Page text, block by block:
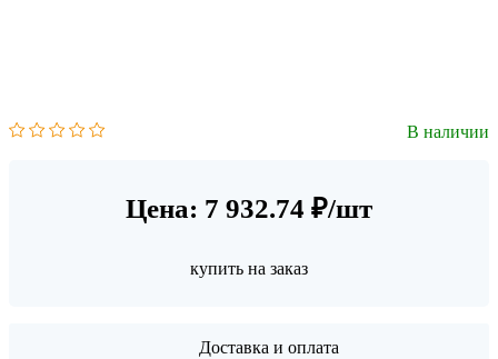
В наличии
Цена: 7 932.74 ₽/шт
купить на заказ
Доставка и оплата